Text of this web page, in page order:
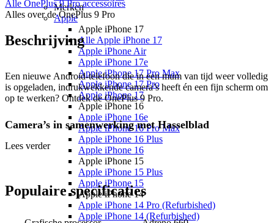
Merken
Apple
Apple iPhone 17
Alle Apple iPhone 17
Apple iPhone Air
Apple iPhone 17e
Apple iPhone 17 Pro Max
Apple iPhone 17 Pro
Apple iPhone 17
Apple iPhone 16
Apple iPhone 16e
Apple iPhone 16 Pro Max
Apple iPhone 16 Plus
Apple iPhone 16
Apple iPhone 15
Apple iPhone 15 Plus
Apple iPhone 15
Apple iPhone 14
Apple iPhone 14 Pro (Refurbished)
Apple iPhone 14 (Refurbished)
Alle OnePlus 9 Proaccessoires
Alles over deOnePlus 9 Pro
Beschrijving
Een nieuwe Android-telefoon die in een mum van tijd weer volledig
is opgeladen, indrukwekkende camera’s heeft én een fijn scherm om
op te werken? Ontdek de OnePlus 9 Pro.
Camera’s in samenwerking met Hasselblad
Voor deze telefoon zijn cameralenzen van de bekende
camerafabrikant Hasselblad gebruikt. De camera’s zijn aanzienlijk
verbeterd ten opzichte van de OnePlus 8. Deze Pro-variant beschikt
over vier camera’s aan de achterkant. Een hoofdcamera (48 MP)
wordt gecombineerd met een ultragroothoeklens en zoomlens die
3,3 keer inzoomt zonder kwaliteitsverlies. Haarscherpe video’s
schiet je in 8K-resolutie.
Lees verder
Populairespecificaties